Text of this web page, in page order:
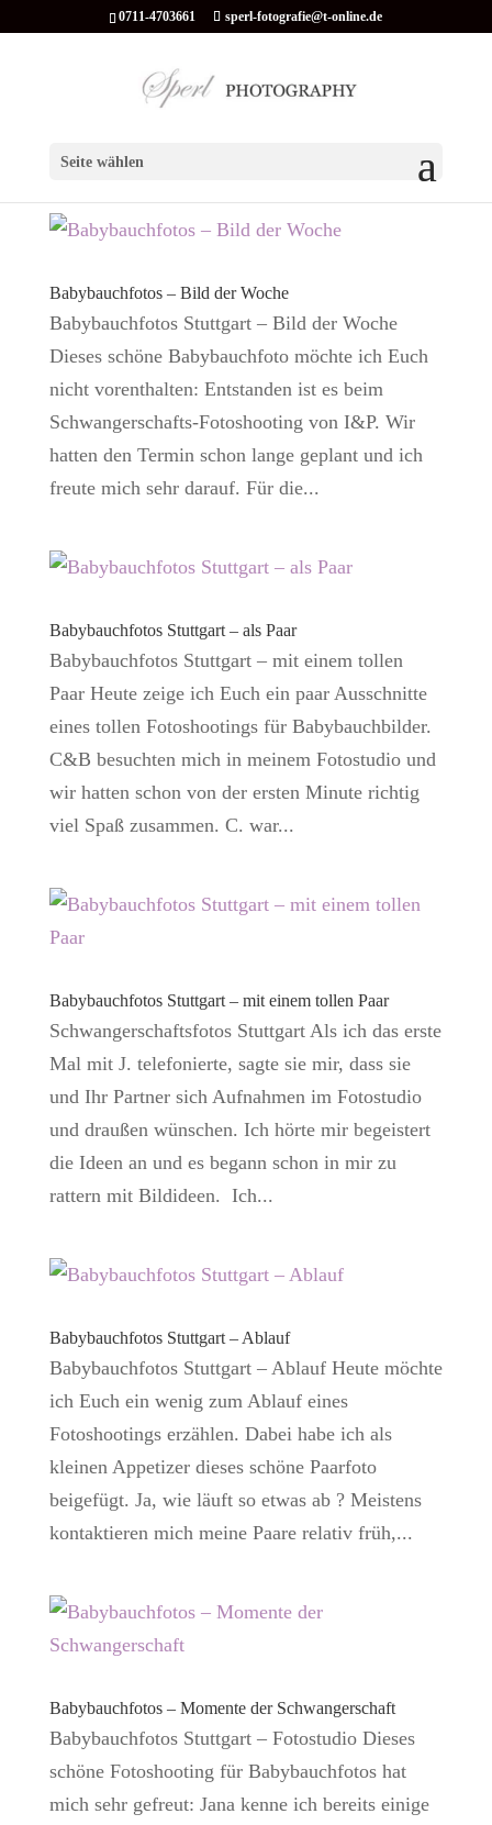
0711-4703661 sperl-fotografie@t-online.de
Seite wählen
Babybauchfotos – Bild der Woche
Babybauchfotos Stuttgart – Bild der Woche
Dieses schöne Babybauchfoto möchte ich Euch
nicht vorenthalten: Entstanden ist es beim
Schwangerschafts-Fotoshooting von I&P. Wir
hatten den Termin schon lange geplant und ich
freute mich sehr darauf. Für die...
Babybauchfotos Stuttgart – als Paar
Babybauchfotos Stuttgart – mit einem tollen
Paar Heute zeige ich Euch ein paar Ausschnitte
eines tollen Fotoshootings für Babybauchbilder.
C&B besuchten mich in meinem Fotostudio und
wir hatten schon von der ersten Minute richtig
viel Spaß zusammen. C. war...
Babybauchfotos Stuttgart – mit einem tollen Paar
Schwangerschaftsfotos Stuttgart Als ich das erste
Mal mit J. telefonierte, sagte sie mir, dass sie
und Ihr Partner sich Aufnahmen im Fotostudio
und draußen wünschen. Ich hörte mir begeistert
die Ideen an und es begann schon in mir zu
rattern mit Bildideen. Ich...
Babybauchfotos Stuttgart – Ablauf
Babybauchfotos Stuttgart – Ablauf Heute möchte
ich Euch ein wenig zum Ablauf eines
Fotoshootings erzählen. Dabei habe ich als
kleinen Appetizer dieses schöne Paarfoto
beigefügt. Ja, wie läuft so etwas ab ? Meistens
kontaktieren mich meine Paare relativ früh,...
Babybauchfotos – Momente der Schwangerschaft
Babybauchfotos Stuttgart – Fotostudio Dieses
schöne Fotoshooting für Babybauchfotos hat
mich sehr gefreut: Jana kenne ich bereits einige